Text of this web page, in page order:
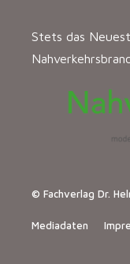
Stets das
© Fachverlag Dr.
Mediadaten